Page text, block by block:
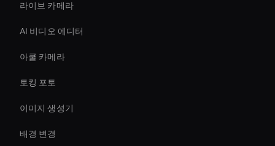
라이브 카메라
AI 비디오 에디터
아쿨 카메라
토킹 포토
이미지 생성기
배경 변경